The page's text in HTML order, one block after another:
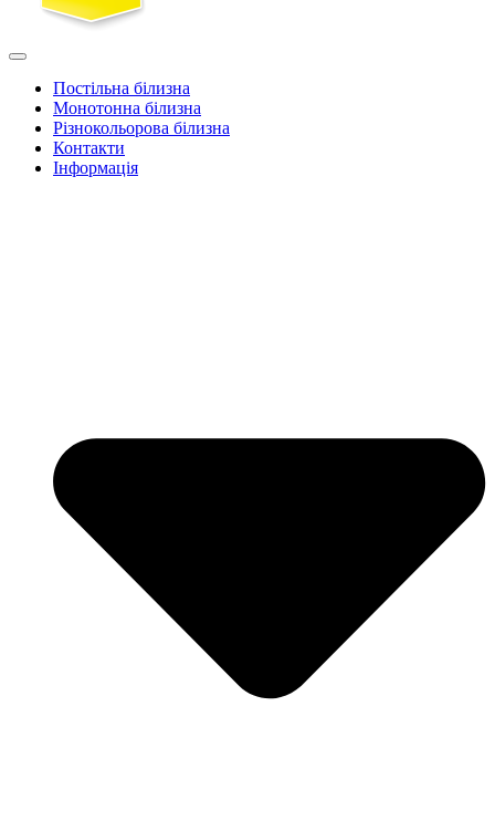
Постільна білизна
Монотонна білизна
Різнокольорова білизна
Контакти
Інформація